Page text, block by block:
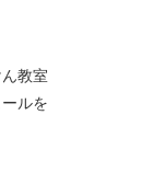
教室
ルを